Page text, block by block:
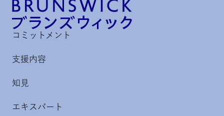
コミットメント
支援内容
知見
エキスパート